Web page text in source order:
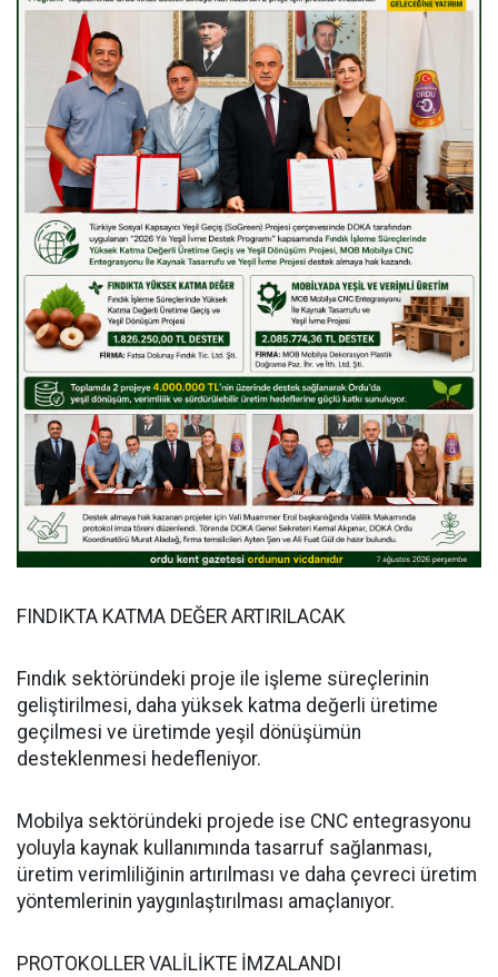
FINDIKTA KATMA DEĞER ARTIRILACAK
Fındık sektöründeki proje ile işleme süreçlerinin
geliştirilmesi, daha yüksek katma değerli üretime
geçilmesi ve üretimde yeşil dönüşümün
desteklenmesi hedefleniyor.
Mobilya sektöründeki projede ise CNC entegrasyonu
yoluyla kaynak kullanımında tasarruf sağlanması,
üretim verimliliğinin artırılması ve daha çevreci üretim
yöntemlerinin yaygınlaştırılması amaçlanıyor.
PROTOKOLLER VALİLİKTE İMZALANDI